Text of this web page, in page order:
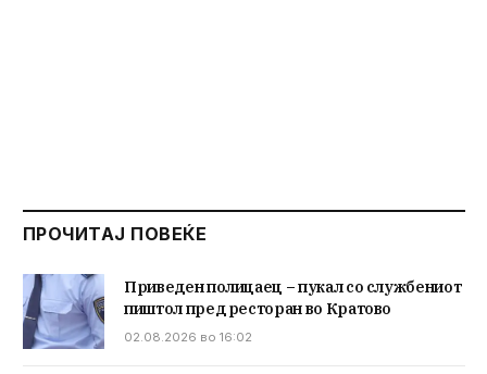
ПРОЧИТАЈ ПОВЕЌЕ
Приведен полицаец – пукал со службениот
пиштол пред ресторан во Кратово
02.08.2026 во 16:02